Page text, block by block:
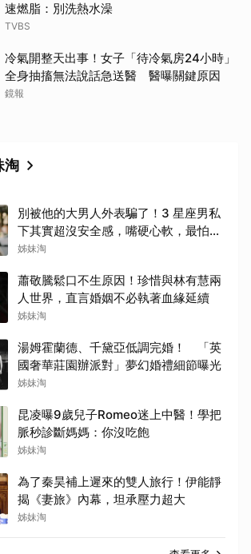
速燃脂：別洗熱水澡
TVBS
冷氣開整天出事！女子「待冷氣房24小時」
全身抽搐無法說話急送醫 醫曝關鍵原因
鏡報
淘
別被他的大男人外表騙了！3 星座男私
下其實超沒安全感，嘴硬心軟，最怕失
去你
姊妹淘
蕭敬騰鬆口不生原因！珍惜與林有慧兩
人世界，直言婚姻不必執著血緣延續
姊妹淘
湯姆霍蘭德、千黛亞低調完婚！ 「英
國奢華莊園辦派對」夢幻婚禮細節曝光
姊妹淘
昆凌曝9歲兒子Romeo迷上中醫！學把
脈秒診斷媽媽：你沒吃飽
姊妹淘
為了秦昊補上遲來的雙人旅行！伊能靜
揭《妻旅》內幕，坦承壓力超大
姊妹淘